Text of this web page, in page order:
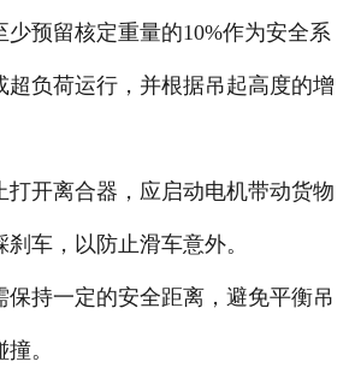
少预留核定重量的10%作为安全系
超负荷运行，并根据吊起高度的增
打开离合器，应启动电机带动货物
车，以防止滑车意外。
保持一定的安全距离，避免平衡吊
。